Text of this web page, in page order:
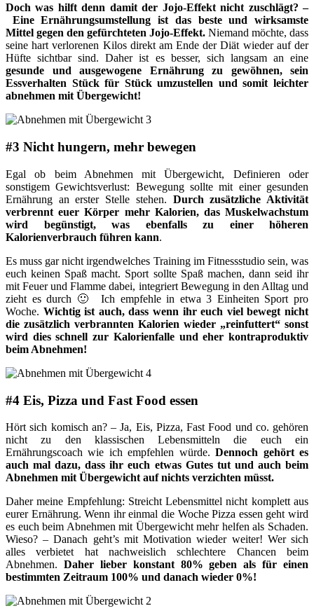
Doch was hilft denn damit der Jojo-Effekt nicht zuschlägt? –
Eine Ernährungsumstellung ist das beste und wirksamste
Mittel gegen den gefürchteten Jojo-Effekt. Niemand möchte, dass
seine hart verlorenen Kilos direkt am Ende der Diät wieder auf der
Hüfte sichtbar sind. Daher ist es besser, sich langsam an eine
gesunde und ausgewogene Ernährung zu gewöhnen, sein
Essverhalten Stück für Stück umzustellen und somit leichter
abnehmen mit Übergewicht!
#3 Nicht hungern, mehr bewegen
Egal ob beim Abnehmen mit Übergewicht, Definieren oder
sonstigem Gewichtsverlust: Bewegung sollte mit einer gesunden
Ernährung an erster Stelle stehen. Durch zusätzliche Aktivität
verbrennt euer Körper mehr Kalorien, das Muskelwachstum
wird begünstigt, was ebenfalls zu einer höheren
Kalorienverbrauch führen kann.
Es muss gar nicht irgendwelches Training im Fitnessstudio sein, was
euch keinen Spaß macht. Sport sollte Spaß machen, dann seid ihr
mit Feuer und Flamme dabei, integriert Bewegung in den Alltag und
zieht es durch 🙂 Ich empfehle in etwa 3 Einheiten Sport pro
Woche. Wichtig ist auch, dass wenn ihr euch viel bewegt nicht
die zusätzlich verbrannten Kalorien wieder „reinfuttert“ sonst
wird dies schnell zur Kalorienfalle und eher kontraproduktiv
beim Abnehmen!
#4 Eis, Pizza und Fast Food essen
Hört sich komisch an? – Ja, Eis, Pizza, Fast Food und co. gehören
nicht zu den klassischen Lebensmitteln die euch ein
Ernährungscoach wie ich empfehlen würde.Dennoch gehört es
auch mal dazu, dass ihr euch etwas Gutes tut und auch beim
Abnehmen mit Übergewicht auf nichts verzichten müsst.
Daher meine Empfehlung: Streicht Lebensmittel nicht komplett aus
eurer Ernährung. Wenn ihr einmal die Woche Pizza essen geht wird
es euch beim Abnehmen mit Übergewicht mehr helfen als Schaden.
Wieso? – Danach geht’s mit Motivation wieder weiter! Wer sich
alles verbietet hat nachweislich schlechtere Chancen beim
Abnehmen. Daher lieber konstant 80% geben als für einen
bestimmten Zeitraum 100% und danach wieder 0%!